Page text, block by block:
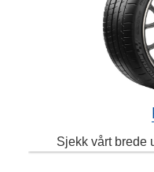
Sjekk vårt brede